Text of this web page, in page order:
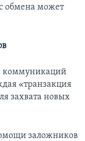
обмена может
коммуникаций
«транзакция
захвата новых
заложников